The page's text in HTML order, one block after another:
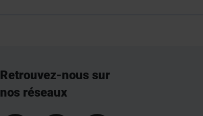
Retrouvez-nous sur
nos réseaux